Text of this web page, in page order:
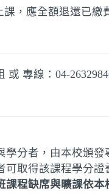
課，應全額退還已繳
或 專線：04-
學分者，由本校頒發
可取得該課程學分證
課程缺席與曠課依